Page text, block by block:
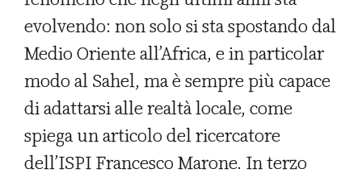
evolvendo: non solo si sta spostando dal
Medio Oriente all’Africa, e in particolar
modo al Sahel, ma è sempre più capace
di adattarsi alle realtà locale, come
spiega un articolo del ricercatore
dell’ISPI Francesco Marone. In terzo